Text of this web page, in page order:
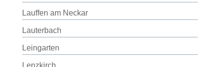
Lauffen am Neckar
Lauterbach
Leingarten
Lenzkirch